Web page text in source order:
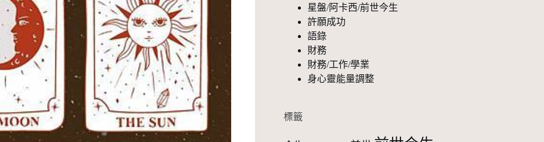
星盤/阿卡西/前世今生
許願成功
語錄
財務
財務/工作/學業
身心靈能量調整
標籤